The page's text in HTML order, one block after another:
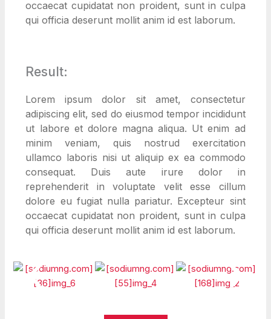
occaecat cupidatat non proident, sunt in culpa
qui officia deserunt mollit anim id est laborum.
Result:
Lorem ipsum dolor sit amet, consectetur
adipiscing elit, sed do eiusmod tempor incididunt
ut labore et dolore magna aliqua. Ut enim ad
minim veniam, quis nostrud exercitation
ullamco laboris nisi ut aliquip ex ea commodo
consequat. Duis aute irure dolor in
reprehenderit in voluptate velit esse cillum
dolore eu fugiat nulla pariatur. Excepteur sint
occaecat cupidatat non proident, sunt in culpa
qui officia deserunt mollit anim id est laborum.